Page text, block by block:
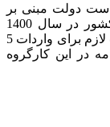
دولت مبنی بر
حمایت از واردات کاغذ مورد نیاز مطبوعات کشور در سال 1400
تشکیل شد و قرار است هماهنگی‌ها و تصمیمات لازم برای واردات 5
کاغذ روزنامه در این کارگروه